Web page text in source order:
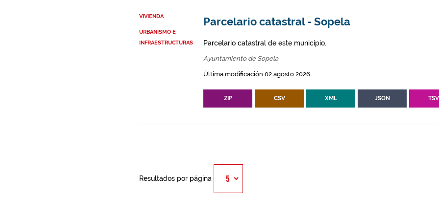
VIVIENDA
URBANISMO E
INFRAESTRUCTURAS
Parcelario catastral - Sopela
Parcelario catastral de este municipio.
Ayuntamiento de Sopela
Última modificación 02 agosto 2026
ZIP CSV XML JSON TSV
Resultados por página